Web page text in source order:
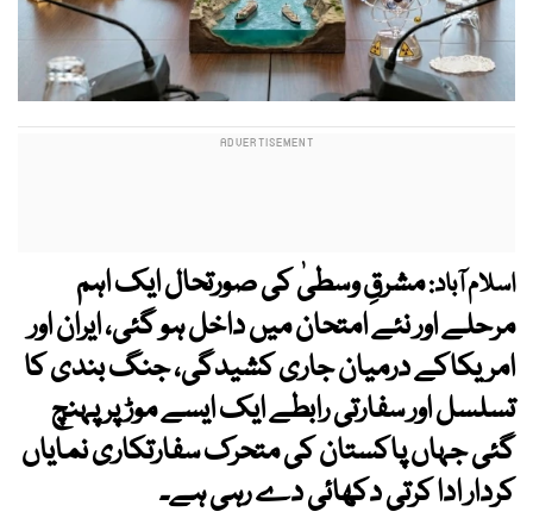
اسلام آباد:مشرقِ وسطیٰ کی صورتحال ایک اہم
مرحلے اور نئے امتحان میں داخل ہو گئی، ایران اور
امریکاکے درمیان جاری کشیدگی، جنگ بندی کا
تسلسل اور سفارتی رابطے ایک ایسے موڑ پر پہنچ
گئی جہاں پاکستان کی متحرک سفارتکاری نمایاں
کردار ادا کرتی دکھائی دے رہی ہے۔